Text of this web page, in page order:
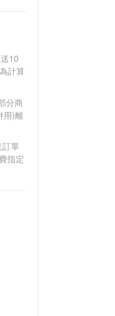
10
計算
分商
用)離
訂單
指定